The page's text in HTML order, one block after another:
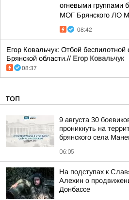
огневыми группами
МОГ Брянского ЛО
08:42
Егор Ковальчук: Отбой беспилотной
Брянской области.// Егор Ковальчук
08:37
ТОП
9 августа 30
проникнуть на
брянского села
06:05
На подступах к
Алехин о
Донбассе